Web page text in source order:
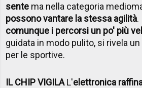
sente ma nella categoria
possono vantare la stessa agilità.
comunque i percorsi un po' più
guidata in modo pulito, si rivela
per le sportive.
IL CHIP VIGILAL'elettronica